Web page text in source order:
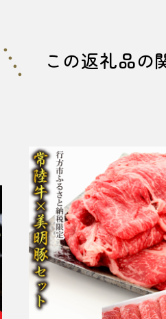
この返礼品の